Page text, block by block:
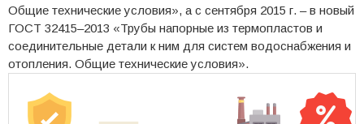
Общие технические условия», а с сентября 2015 г. – в новый
ГОСТ 32415–2013 «Трубы напорные из термопластов и
соединительные детали к ним для систем водоснабжения и
отопления. Общие технические условия».